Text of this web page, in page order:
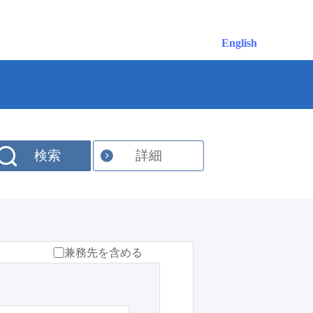
English
検索 詳細
兼務先を含める